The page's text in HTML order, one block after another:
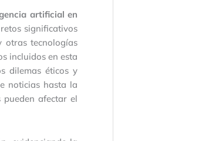
artificial en
significativos
otras tecnologías
incluidos en esta
dilemas éticos y
noticias hasta la
afectar el